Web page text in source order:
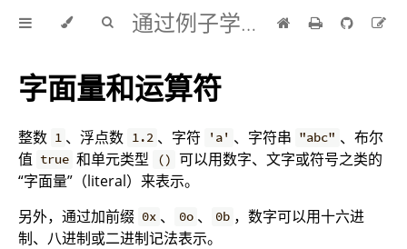
通过例子学 Rust 中文版
字面量和运算符
整数 1 、浮点数 1.2 、字符 'a' 、字符串 "abc" 、布尔
值 true 和单元类型 () 可以用数字、文字或符号之类的
“字面量”（literal）来表示。
另外，通过加前缀 0x 、 0o 、 0b ，数字可以用十六进
制、八进制或二进制记法表示。